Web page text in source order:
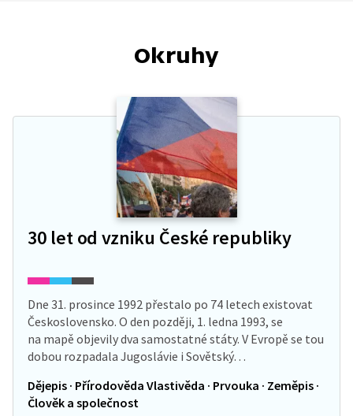
Okruhy
30 let od vzniku České republiky
Dne 31. prosince 1992 přestalo po 74 letech existovat
Československo. O den později, 1. ledna 1993, se
na mapě objevily dva samostatné státy. V Evropě se tou
dobou rozpadala Jugoslávie i Sovětský…
Dějepis · Přírodověda Vlastivěda · Prvouka · Zeměpis ·
Člověk a společnost